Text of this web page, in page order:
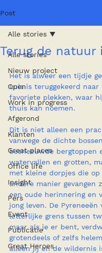
Post
Alle stories
Nieuw project
Open
Work in progress
Afgerond
Klanten
Great places
Office life
Insight
Pers
Event
Publicatie
Great Heroes
Alle stories
Terug de natuur
Het is alweer een tijdje
Luis is teruggekeerd naar
favoriete plekken, waar
thuis kan noemen.
Dit is niet alleen een
vanwege de dichte
besneeuwde bergtoppen
watervallen en grotten,
met kleine dorpjes die
andere manier gevangen
een oude herinnering en
jong leven. De Pyreneeën
letterlijke grens tussen
maar als je er bent,
grotendeels of zelfs
alleen jij en de wildernis